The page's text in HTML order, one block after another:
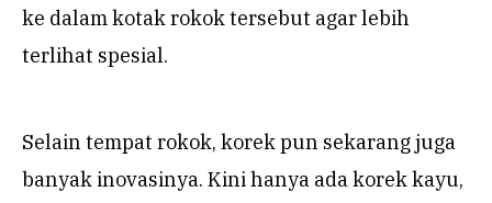
ke dalam kotak rokok tersebut agar lebih
terlihat spesial.
Selain tempat rokok, korek pun sekarang juga
banyak inovasinya. Kini hanya ada korek kayu,